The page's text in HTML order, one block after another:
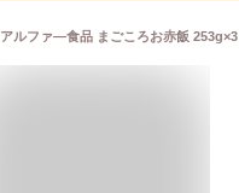
アルファ―食品 まごころお赤飯 253g×3